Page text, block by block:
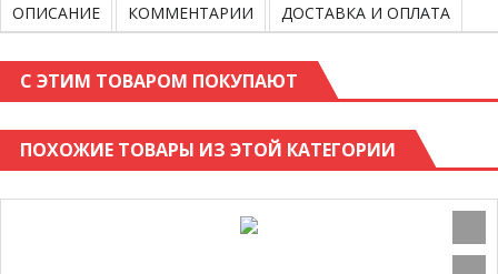
ОПИСАНИЕ КОММЕНТАРИИ ДОСТАВКА И ОПЛАТА
С ЭТИМ ТОВАРОМ ПОКУПАЮТ
ПОХОЖИЕ ТОВАРЫ ИЗ ЭТОЙ КАТЕГОРИИ